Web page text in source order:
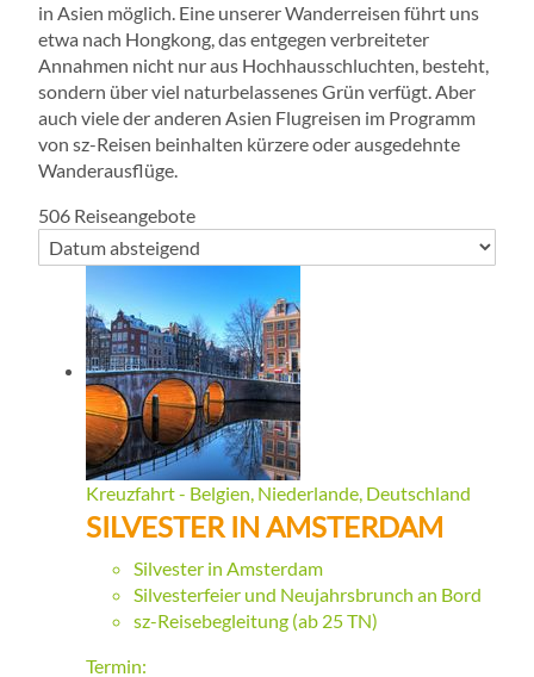
in Asien möglich. Eine unserer Wanderreisen führt uns
etwa nach Hongkong, das entgegen verbreiteter
Annahmen nicht nur aus Hochhausschluchten, besteht,
sondern über viel naturbelassenes Grün verfügt. Aber
auch viele der anderen Asien Flugreisen im Programm
von sz-Reisen beinhalten kürzere oder ausgedehnte
Wanderausflüge.
506 Reiseangebote
Kreuzfahrt - Belgien, Niederlande, Deutschland
SILVESTER IN AMSTERDAM
Silvester in Amsterdam
Silvesterfeier und Neujahrsbrunch an Bord
sz-Reisebegleitung (ab 25 TN)
Termin: